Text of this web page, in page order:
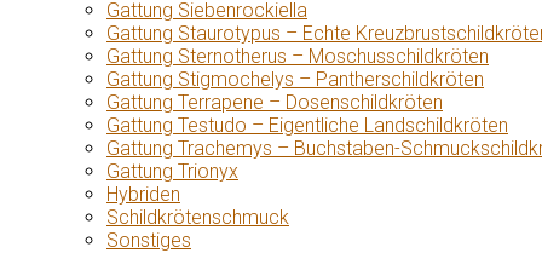
Gattung Siebenrockiella
Gattung Staurotypus – Echte
Gattung Sternotherus – Moschusschildkröten
Gattung Stigmochelys – Pantherschildkröten
Gattung Terrapene – Dosenschildkröten
Gattung Testudo – Eigentliche Landschildkröten
Gattung Trachemys – Buchstaben-
Gattung Trionyx
Hybriden
Schildkrötenschmuck
Sonstiges